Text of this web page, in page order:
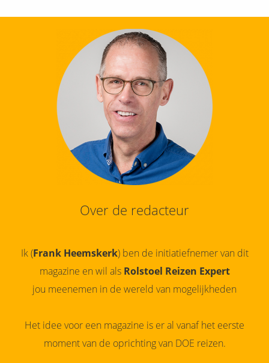
Over de redacteur
Ik (Frank Heemskerk) ben de initiatiefnemer van dit
magazine en wil als Rolstoel Reizen Expert
jou meenemen in de wereld van mogelijkheden
Het idee voor een magazine is er al vanaf het eerste
moment van de oprichting van DOE reizen.